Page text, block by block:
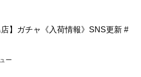
店】ガチャ《入荷情報》SNS更新 #
ー